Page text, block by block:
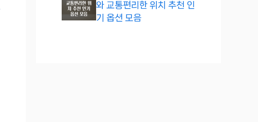
와 교통편리한 위치 추천 인
기 옵션 모음